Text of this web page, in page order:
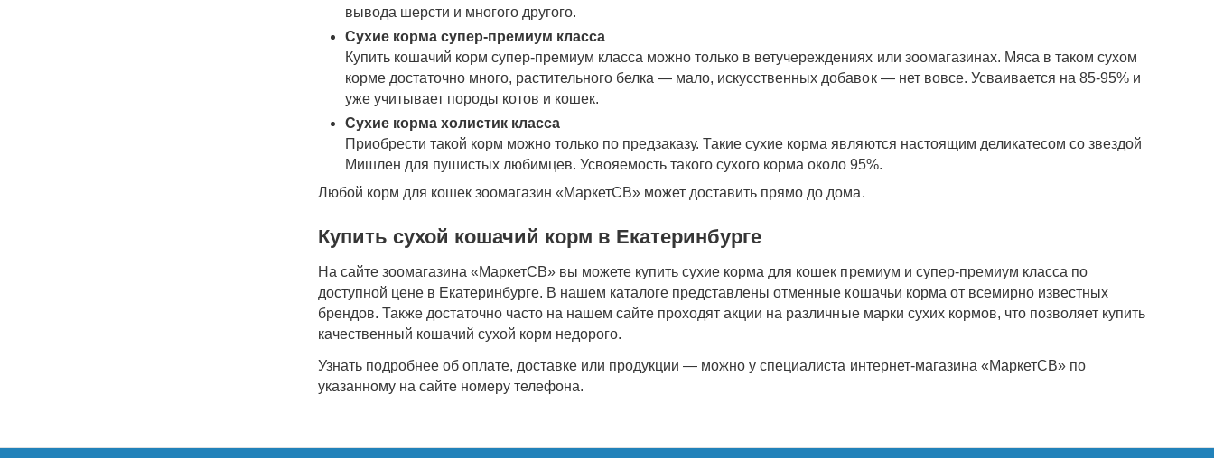
вывода шерсти и многого другого.
Сухие корма супер-премиум класса
Купить кошачий корм супер-премиум класса можно только в ветучереждениях или зоомагазинах. Мяса в таком сухом
корме достаточно много, растительного белка — мало, искусственных добавок — нет вовсе. Усваивается на 85-95% и
уже учитывает породы котов и кошек.
Сухие корма холистик класса
Приобрести такой корм можно только по предзаказу. Такие сухие корма являются настоящим деликатесом со звездой
Мишлен для пушистых любимцев. Усвояемость такого сухого корма около 95%.
Любой корм для кошек зоомагазин «МаркетСВ» может доставить прямо до дома.
Купить сухой кошачий корм в Екатеринбурге
На сайте зоомагазина «МаркетСВ» вы можете купить сухие корма для кошек премиум и супер-премиум класса по
доступной цене в Екатеринбурге. В нашем каталоге представлены отменные кошачьи корма от всемирно известных
брендов. Также достаточно часто на нашем сайте проходят акции на различные марки сухих кормов, что позволяет купить
качественный кошачий сухой корм недорого.
Узнать подробнее об оплате, доставке или продукции — можно у специалиста интернет-магазина «МаркетСВ» по
указанному на сайте номеру телефона.